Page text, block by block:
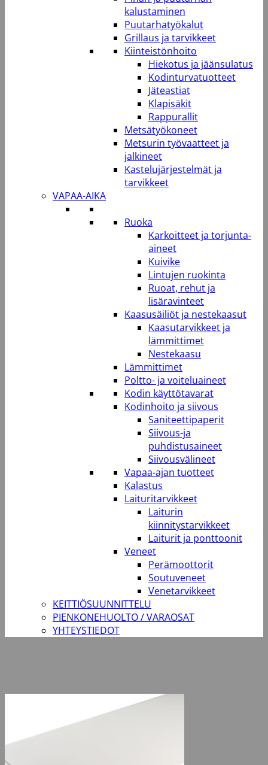
kalustaminen
Puutarhatyökalut
Grillaus ja tarvikkeet
Kiinteistönhoito
Hiekotus ja jäänsulatus
Kodinturvatuotteet
Jäteastiat
Klapisäkit
Rappurallit
Metsätyökoneet
Metsurin työvaatteet ja
jalkineet
Kastelujärjestelmät ja
tarvikkeet
VAPAA-AIKA
Ruoka
Karkoitteet ja torjunta-
aineet
Kuivike
Lintujen ruokinta
Ruoat, rehut ja
lisäravinteet
Kaasusäiliöt ja nestekaasut
Kaasutarvikkeet ja
lämmittimet
Nestekaasu
Lämmittimet
Poltto- ja voiteluaineet
Kodin käyttötavarat
Kodinhoito ja siivous
Saniteettipaperit
Siivous-ja
puhdistusaineet
Siivousvälineet
Vapaa-ajan tuotteet
Kalastus
Laituritarvikkeet
Laiturin
kiinnitystarvikkeet
Laiturit ja ponttoonit
Veneet
Perämoottorit
Soutuveneet
Venetarvikkeet
KEITTIÖSUUNNITTELU
PIENKONEHUOLTO / VARAOSAT
YHTEYSTIEDOT